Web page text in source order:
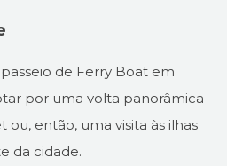
de Ferry Boat em
por uma volta panorâmica
ou, então, uma visita às ilhas
da cidade.